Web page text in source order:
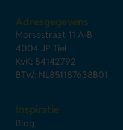
Adresgegevens
Morsestraat 11 A-B
4004 JP Tiel
KvK: 54142792
BTW: NL851187638B01
Inspiratie
Blog